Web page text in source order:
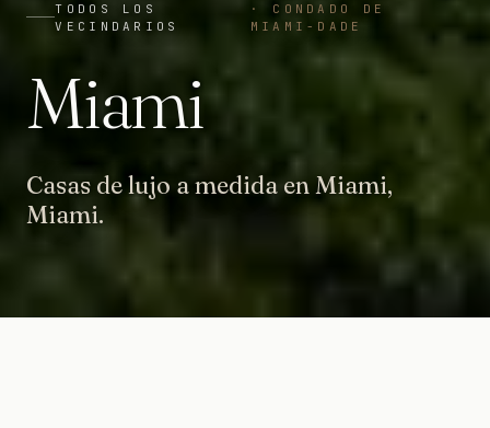
TODOS LOS
VECINDARIOS
· CONDADO DE
MIAMI-DADE
Miami
Casas de lujo a medida en Miami,
Miami.